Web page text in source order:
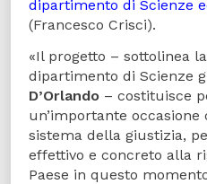
dipartimento di Scienze
(Francesco Crisci).
«Il progetto – sottolinea
dipartimento di Scienze
D’Orlando – costituisce
un’importante
sistema della giustizia,
effettivo e concreto alla
Paese in questo